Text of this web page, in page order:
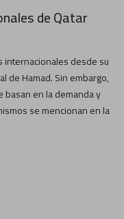
de Qatar
internacionales desde su
de Hamad. Sin embargo,
en la demanda y
se mencionan en la